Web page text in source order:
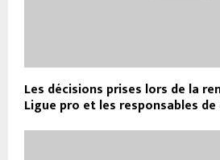
Les décisions prises lors de la
Ligue pro et les responsables de